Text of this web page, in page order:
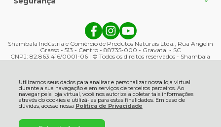
Utilizamos seus dados para analisar e personalizar nossa loja virtual
durante a sua navegação e em serviços de terceiros parceiros. Ao
navegar pela loja virtual, você nos autoriza a coletar tais informações
através do cookies e utilizá-las para estas finalidades. Em caso de
dúvidas, acesse nossa Política de Privacidade
Shambala Indústria e Comércio de Produtos Naturais Ltda., Rua Angelin
Grasso - 513 - Centro - 88735-000 - Gravatal - SC
CNPJ: 82.863.416/0001-06 | © Todos os direitos reservados - Shambala